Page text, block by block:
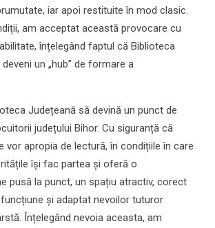
iar apoi restituite în mod clasic.
am acceptat această provocare cu
înțelegând faptul că Biblioteca
un „hub” de formare a
Județeană să devină un punct de
județului Bihor. Cu siguranță că
vor apropia de lectură, în condițiile în care
își fac partea și oferă o
pusă la punct, un spațiu atractiv, corect
și adaptat nevoilor tuturor
Înțelegând nevoia aceasta, am